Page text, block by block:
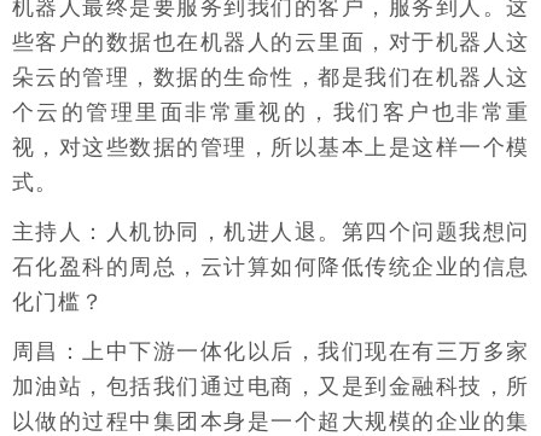
机器人最终是要服务到我们的客户，服务到人。这
些客户的数据也在机器人的云里面，对于机器人这
朵云的管理，数据的生命性，都是我们在机器人这
个云的管理里面非常重视的，我们客户也非常重
视，对这些数据的管理，所以基本上是这样一个模
式。
主持人：人机协同，机进人退。第四个问题我想问
石化盈科的周总，云计算如何降低传统企业的信息
化门槛？
周昌：上中下游一体化以后，我们现在有三万多家
加油站，包括我们通过电商，又是到金融科技，所
以做的过程中集团本身是一个超大规模的企业的集